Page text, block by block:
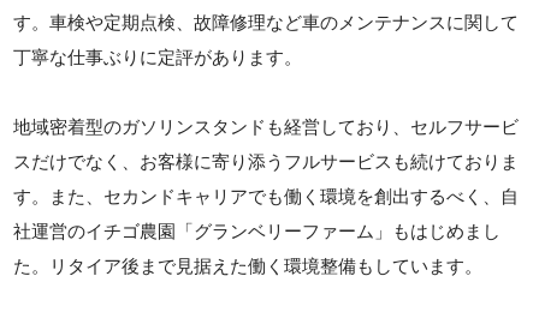
す。車検や定期点検、故障修理など車のメンテナンスに関して
丁寧な仕事ぶりに定評があります。
地域密着型のガソリンスタンドも経営しており、セルフサービ
スだけでなく、お客様に寄り添うフルサービスも続けておりま
す。また、セカンドキャリアでも働く環境を創出するべく、自
社運営のイチゴ農園「グランベリーファーム」もはじめまし
た。リタイア後まで見据えた働く環境整備もしています。